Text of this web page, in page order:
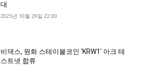
대
2025년 10월 29일 22:00
비댁스, 원화 스테이블코인 ‘KRW1’ 아크 테
스트넷 합류